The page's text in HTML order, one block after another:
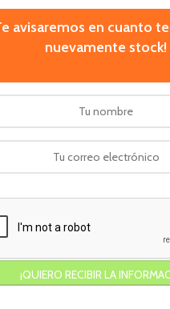
avisaremos en cuanto
nuevamente stock!